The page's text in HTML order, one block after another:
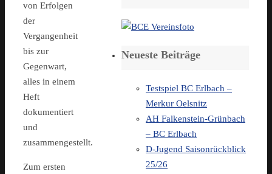
von Erfolgen
der
Vergangenheit
bis zur
Gegenwart,
alles in einem
Heft
dokumentiert
und
zusammengestellt.
Zum ersten
Neueste Beiträge
Testspiel BC Erlbach –
Merkur Oelsnitz
AH Falkenstein-Grünbach
– BC Erlbach
D-Jugend Saisonrückblick
25/26